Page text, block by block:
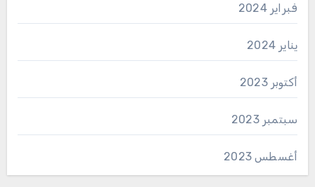
فبراير 2024
يناير 2024
أكتوبر 2023
سبتمبر 2023
أغسطس 2023